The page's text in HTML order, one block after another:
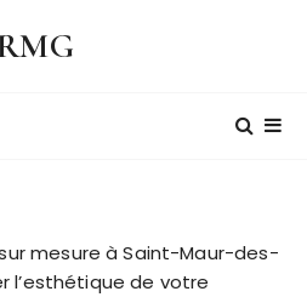
mesure à Saint-Maur-des-
l’esthétique de votre